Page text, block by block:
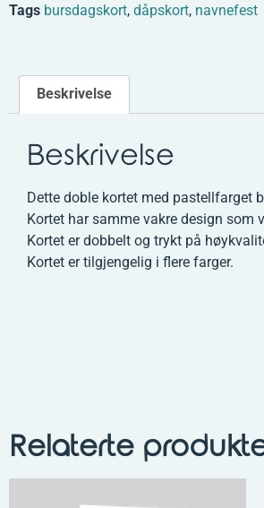
Tags bursdagskort, dåpskort, navnefest
Beskrivelse
Beskrivelse
Dette doble kortet med pastellfarget
Kortet har samme vakre design som
Kortet er dobbelt og trykt på
Kortet er tilgjengelig i flere farger.
Relaterte